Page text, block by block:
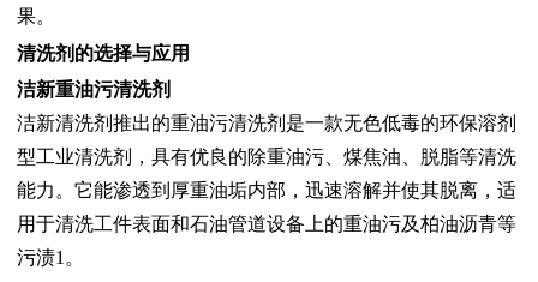
果。
清洗剂的选择与应用
洁新重油污清洗剂
洁新清洗剂 推出的重油污清洗剂是一款无色低毒的环保溶剂
型工业清洗剂，具有优良的除重油污、煤焦油、脱脂等清洗
能力。它能渗透到厚重油垢内部，迅速溶解并使其脱离，适
用于清洗工件表面和石油管道设备上的重油污及柏油沥青等
污渍1。